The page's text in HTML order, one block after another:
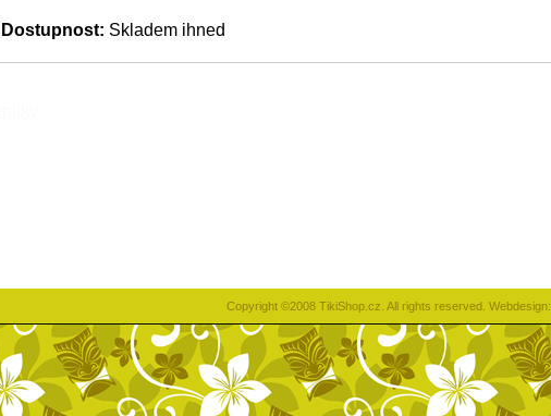
Dostupnost: Skladem ihned
Copyright ©2008 TikiShop.cz. All rights reserved. Webdesign: